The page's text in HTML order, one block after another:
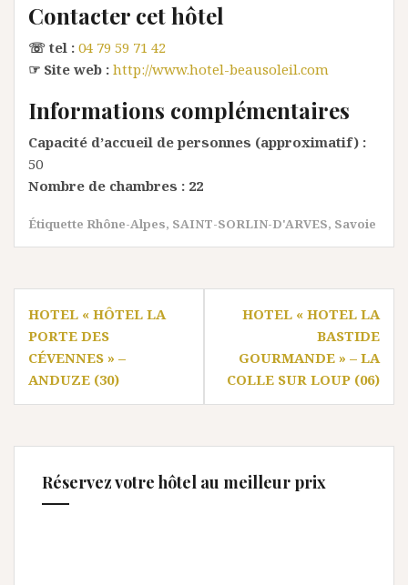
Contacter cet hôtel
☏ tel : 04 79 59 71 42
☞ Site web : http://www.hotel-beausoleil.com
Informations complémentaires
Capacité d’accueil de personnes (approximatif) :
50
Nombre de chambres : 22
Étiquette Rhône-Alpes, SAINT-SORLIN-D'ARVES, Savoie
Navigation
de
l’article
HOTEL « HÔTEL LA
PORTE DES
CÉVENNES » –
ANDUZE (30)
HOTEL « HOTEL LA
BASTIDE
GOURMANDE » – LA
COLLE SUR LOUP (06)
Réservez votre hôtel au meilleur prix